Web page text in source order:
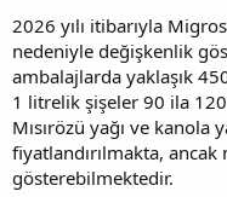
2026 yılı itibarıyla
nedeniyle değişkenlik
ambalajlarda yaklaşık
1 litrelik şişeler 90 ila 120
Mısırözü yağı ve kanola
fiyatlandırılmakta,
gösterebilmektedir.